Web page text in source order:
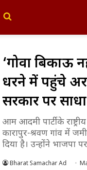
‘गोवा बिकाऊ
धरने में पहुंचे
सरकार पर
आम आदमी पार्टी के
कारापुर-श्रवण गांव में
दिया है। उन्होंने भाजपा
Bharat Samachar Ad